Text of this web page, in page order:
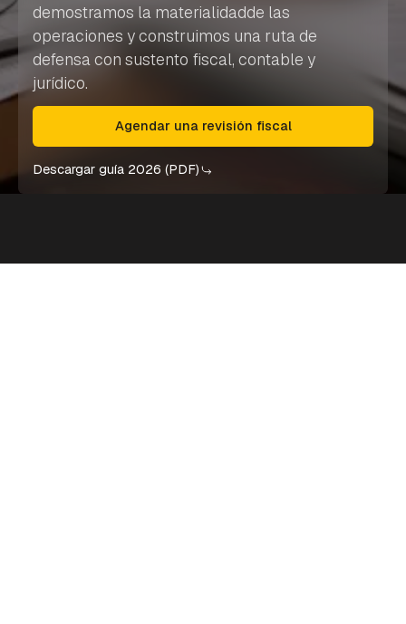
demostramos la materialidadde las
operaciones y construimos una ruta de
defensa con sustento fiscal, contable y
jurídico.
Agendar una revisión fiscal
Descargar guía 2026 (PDF)